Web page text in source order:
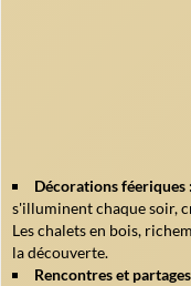
Décorations féeriques :
s'illuminent chaque soir,
Les chalets en bois,
la découverte.
Rencontres et